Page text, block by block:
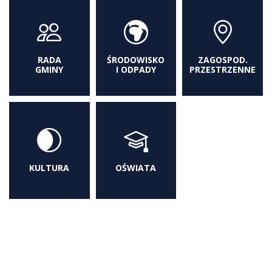
RADA
GMINY
ŚRODOWISKO
I ODPADY
ZAGOSPOD.
PRZESTRZENNE
KULTURA OŚWIATA